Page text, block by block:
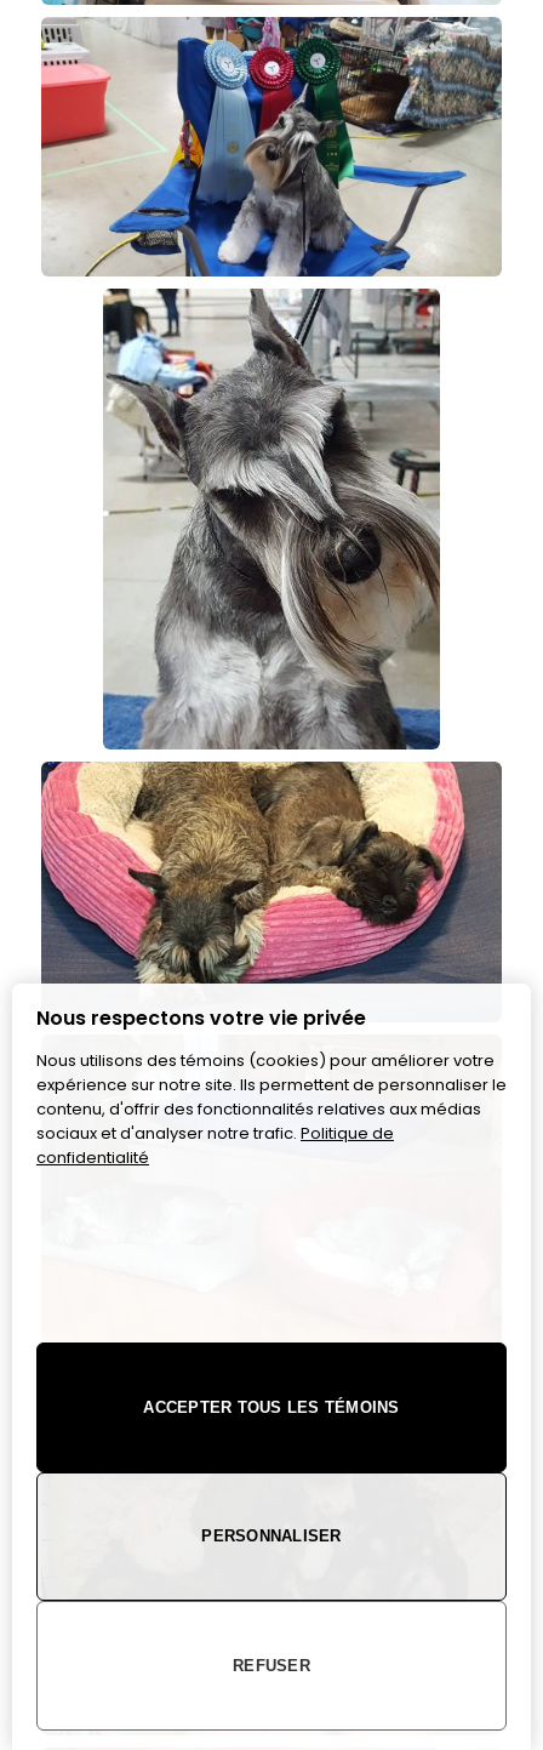
Nous respectons votre vie privée
Nous utilisons des témoins (cookies) pour améliorer votre
expérience sur notre site. Ils permettent de personnaliser le
contenu, d'offrir des fonctionnalités relatives aux médias
sociaux et d'analyser notre trafic. Politique de
confidentialité
ACCEPTER TOUS LES TÉMOINS
PERSONNALISER
REFUSER